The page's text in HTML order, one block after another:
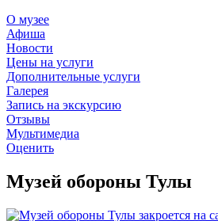
О музее
Афиша
Новости
Цены на услуги
Дополнительные услуги
Галерея
Запись на экскурсию
Отзывы
Мультимедиа
Оценить
Музей обороны Тулы